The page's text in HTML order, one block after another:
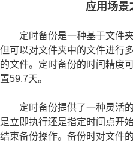
应用场景
定时备份是一种基于文件夹
但可以对文件夹中的文件进行
的文件。定时备份的时间精度
置59.7天。
定时备份提供了一种灵活的
是立即执行还是指定时间点开
结束备份操作。备份时对文件